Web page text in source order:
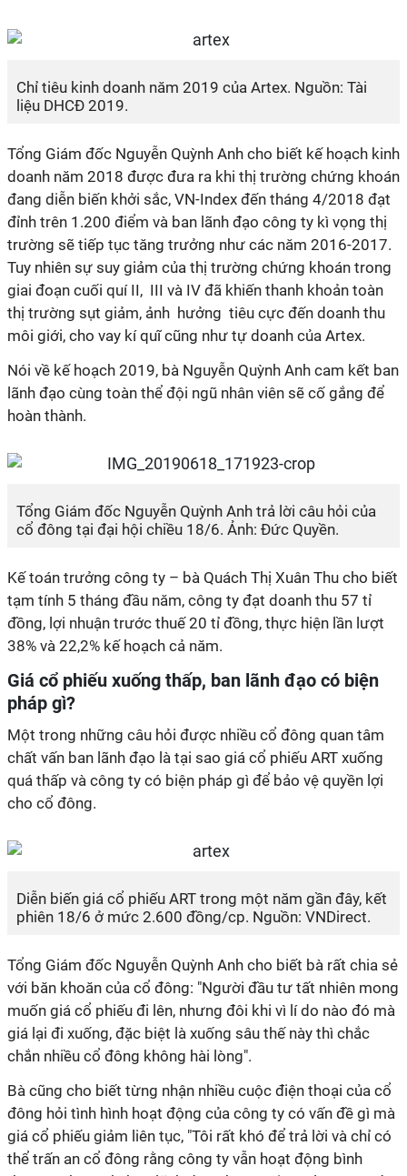
Chỉ tiêu kinh doanh năm 2019 của Artex. Nguồn: Tài
liệu DHCĐ 2019.
Tổng Giám đốc Nguyễn Quỳnh Anh cho biết kế hoạch kinh
doanh năm 2018 được đưa ra khi thị trường chứng khoán
đang diễn biến khởi sắc, VN-Index đến tháng 4/2018 đạt
đỉnh trên 1.200 điểm và ban lãnh đạo công ty kì vọng thị
trường sẽ tiếp tục tăng trưởng như các năm 2016-2017.
Tuy nhiên sự suy giảm của thị trường chứng khoán trong
giai đoạn cuối quí II, III và IV đã khiến thanh khoản toàn
thị trường sụt giảm, ảnh hưởng tiêu cực đến doanh thu
môi giới, cho vay kí quĩ cũng như tự doanh của Artex.
Nói về kế hoạch 2019, bà Nguyễn Quỳnh Anh cam kết ban
lãnh đạo cùng toàn thể đội ngũ nhân viên sẽ cố gắng để
hoàn thành.
Tổng Giám đốc Nguyễn Quỳnh Anh trả lời câu hỏi của
cổ đông tại đại hội chiều 18/6. Ảnh: Đức Quyền.
Kế toán trưởng công ty – bà Quách Thị Xuân Thu cho biết
tạm tính 5 tháng đầu năm, công ty đạt doanh thu 57 tỉ
đồng, lợi nhuận trước thuế 20 tỉ đồng, thực hiện lần lượt
38% và 22,2% kế hoạch cả năm.
Giá cổ phiếu xuống thấp, ban lãnh đạo có biện
pháp gì?
Một trong những câu hỏi được nhiều cổ đông quan tâm
chất vấn ban lãnh đạo là tại sao giá cổ phiếu ART xuống
quá thấp và công ty có biện pháp gì để bảo vệ quyền lợi
cho cổ đông.
Diễn biến giá cổ phiếu ART trong một năm gần đây, kết
phiên 18/6 ở mức 2.600 đồng/cp. Nguồn: VNDirect.
Tổng Giám đốc Nguyễn Quỳnh Anh cho biết bà rất chia sẻ
với băn khoăn của cổ đông: "Người đầu tư tất nhiên mong
muốn giá cổ phiếu đi lên, nhưng đôi khi vì lí do nào đó mà
giá lại đi xuống, đặc biệt là xuống sâu thế này thì chắc
chắn nhiều cổ đông không hài lòng".
Bà cũng cho biết từng nhận nhiều cuộc điện thoại của cổ
đông hỏi tình hình hoạt động của công ty có vấn đề gì mà
giá cổ phiếu giảm liên tục, "Tôi rất khó để trả lời và chỉ có
thể trấn an cổ đông rằng công ty vẫn hoạt động bình